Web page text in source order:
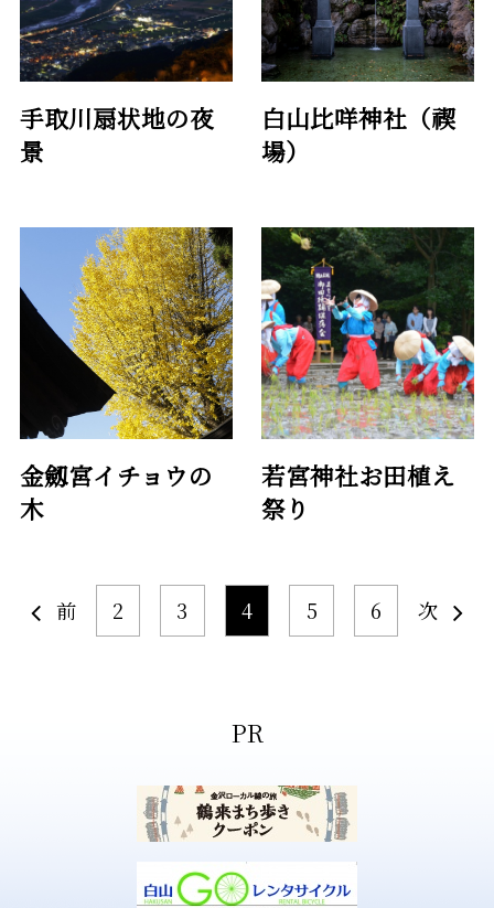
手取川扇状地の夜
景
白山比咩神社（禊
場）
金劔宮イチョウの
木
若宮神社お田植え
祭り
前 2 3 4 5 6 次